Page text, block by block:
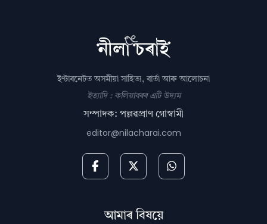
ইণ্টাৰনেটত অসমীয়া সাহিত্য, বাৰ্তা আৰু আলোচনা
ইত্যাদি : কলিয়াবৰৰ এটি উদ্যম
সম্পাদক: পল্লৱপ্ৰাণ গোস্বামী
editor@nilacharai.com
আমাৰ বিষয়ে